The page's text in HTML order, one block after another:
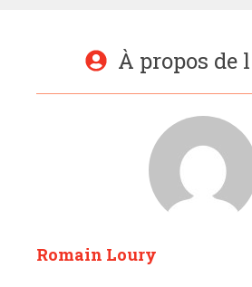
À propos de
Romain Loury